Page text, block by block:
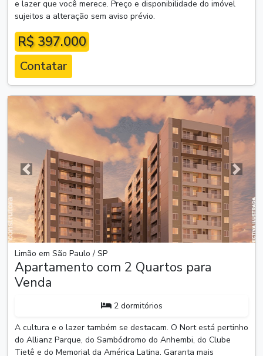
e lazer que você merece. Preço e disponibilidade do imóvel
sujeitos a alteração sem aviso prévio.
R$ 397.000
Contatar
Anterior
Limão em São Paulo / SP
Apartamento com 2 Quartos para
Venda
2 dormitórios
A cultura e o lazer também se destacam. O Nort está pertinho
do Allianz Parque, do Sambódromo do Anhembi, do Clube
Tietê e do Memorial da América Latina. Garanta mais